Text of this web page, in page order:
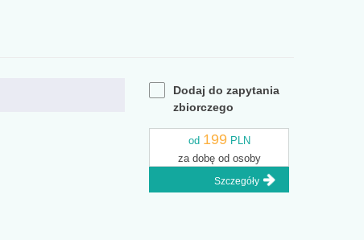
Dodaj do zapytania
zbiorczego
od 199PLN
za dobę od osoby
Szczegóły